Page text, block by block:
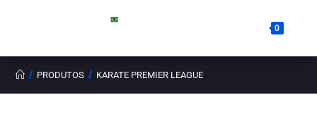
0
/ PRODUTOS / KARATE PREMIER LEAGUE